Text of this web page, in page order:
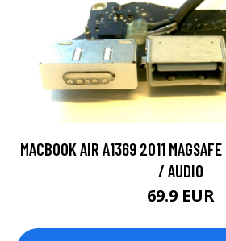
MACBOOK AIR A1369 2011
/ AUDIO
69.9 EUR